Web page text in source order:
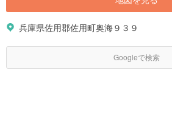
兵庫県佐用郡佐用町奥海９３９
Googleで検索